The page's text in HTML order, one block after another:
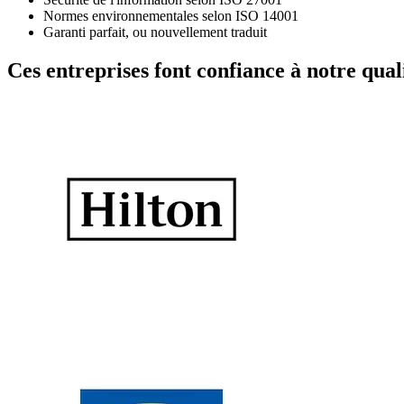
Normes environnementales selon ISO 14001
Garanti parfait, ou nouvellement traduit
Ces entreprises font confiance à notre